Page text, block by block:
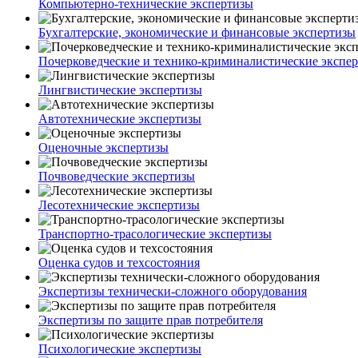
Компьютерно-технические экспертизы
Бухгалтерские, экономические и финансовые экспертизы
Почерковедческие и технико-криминалистические
Лингвистические экспертизы
Автотехнические экспертизы
Оценочные экспертизы
Почвоведческие экспертизы
Лесотехнические экспертизы
Транспортно-трасологические экспертизы
Оценка судов и техсостояния
Экспертизы технически-сложного оборудования
Экспертизы по защите прав потребителя
Психологические экспертизы